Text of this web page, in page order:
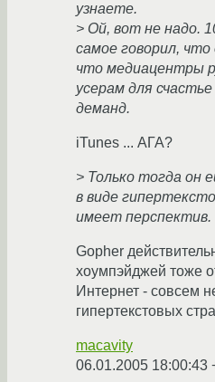
узнаете.
> Ой, вот не надо.
самое говорил, что
что медиацентры
усерам для
деманд.
iTunes ... АГА?
> Только тогда он
в виде
имеет перспектив.
Gopher
хоумпэйджей тоже
Интернет - совсем
гипертекстовых
macavity
06.01.2005 18:00:43